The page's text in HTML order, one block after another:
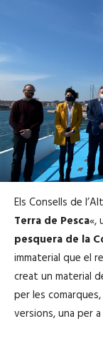
Els Consells de
Terra de Pesca«,
pesquera de la
immaterial que el
creat un material
per les
versions, una per